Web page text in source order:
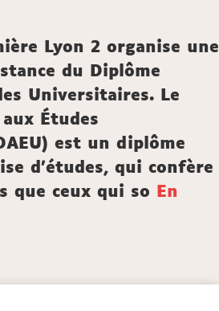
Lyon 2 organise une
du Diplôme
Universitaires. Le
aux Études
est un diplôme
d'études, qui confère
que ceux qui so
En